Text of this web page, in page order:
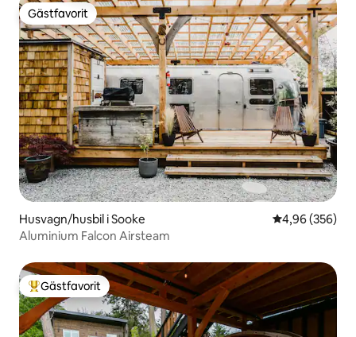
Gästfavorit
Gästfavorit
Husvagn/husbil i Sooke 4,96 av 5 i
4,96 (356)
Aluminium Falcon Airsteam
Populär gästfavorit
Gästfavorit